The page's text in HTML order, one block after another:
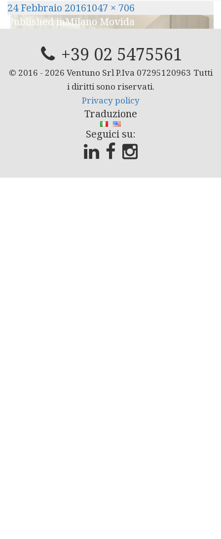
Posted
on
24 Febbraio 2016Full
size
1047 × 706
Navigazione
articoli
Published inMilano Movida
+39 02 5475561
© 2016 - 2026 Ventuno Srl P.Iva 07295120963 Tutti
i diritti sono riservati.
Privacy policy
Traduzione
Seguici su: